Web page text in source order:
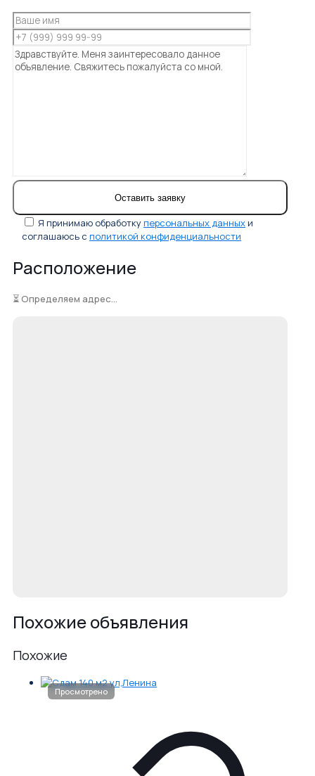
Я принимаю обработкуперсональных данных и
соглашаюсь с политикой конфиденциальности
Расположение
⏳ Определяем адрес...
Похожие объявления
Похожие